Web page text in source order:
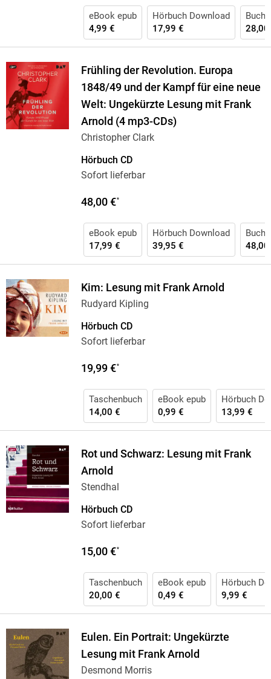
eBook epub
4,99 €
Hörbuch Download
17,99 €
Buch
28,00
Frühling der Revolution. Europa
1848/49 und der Kampf für eine neue
Welt: Ungekürzte Lesung mit Frank
Arnold (4 mp3-CDs)
Christopher Clark
Hörbuch CD
Sofort lieferbar
48,00 €*
eBook epub
17,99 €
Hörbuch Download
39,95 €
Buch
48,00
Kim: Lesung mit Frank Arnold
Rudyard Kipling
Hörbuch CD
Sofort lieferbar
19,99 €*
Taschenbuch
14,00 €
eBook epub
0,99 €
Hörbuch
13,99 €
Rot und Schwarz: Lesung mit Frank
Arnold
Stendhal
Hörbuch CD
Sofort lieferbar
15,00 €*
Taschenbuch
20,00 €
eBook epub
0,49 €
Hörbuch
9,99 €
Eulen. Ein Portrait: Ungekürzte
Lesung mit Frank Arnold
Desmond Morris